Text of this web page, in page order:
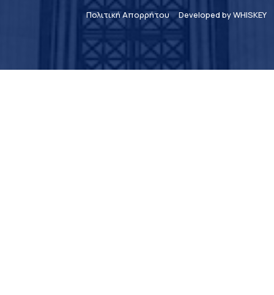
Πολιτική Απορρήτου
Developed by WHISKEY